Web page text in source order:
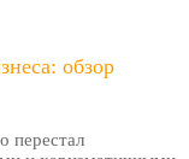
обзор
перестал